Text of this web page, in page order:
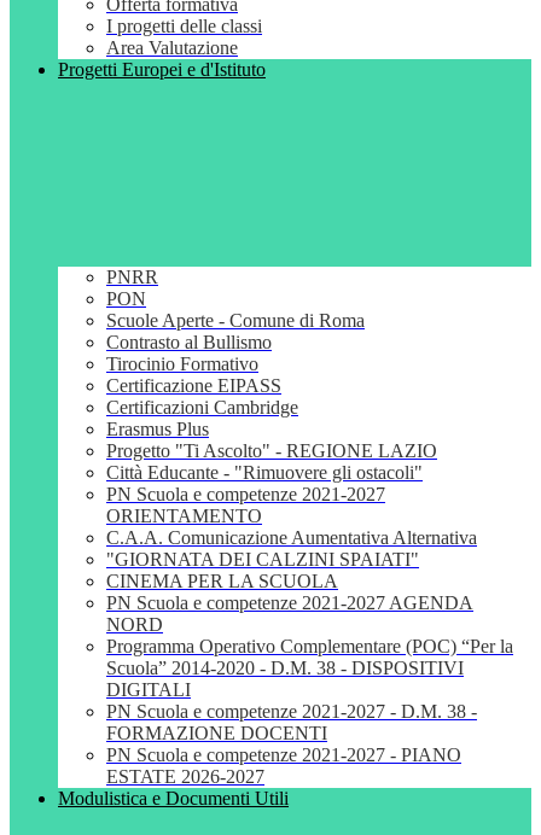
Offerta formativa
I progetti delle classi
Area Valutazione
Progetti Europei e d'Istituto
PNRR
PON
Scuole Aperte - Comune di Roma
Contrasto al Bullismo
Tirocinio Formativo
Certificazione EIPASS
Certificazioni Cambridge
Erasmus Plus
Progetto "Ti Ascolto" - REGIONE LAZIO
Città Educante - "Rimuovere gli ostacoli"
PN Scuola e competenze 2021-2027
ORIENTAMENTO
C.A.A. Comunicazione Aumentativa Alternativa
"GIORNATA DEI CALZINI SPAIATI"
CINEMA PER LA SCUOLA
PN Scuola e competenze 2021-2027 AGENDA
NORD
Programma Operativo Complementare (POC) “Per la
Scuola” 2014-2020 - D.M. 38 - DISPOSITIVI
DIGITALI
PN Scuola e competenze 2021-2027 - D.M. 38 -
FORMAZIONE DOCENTI
PN Scuola e competenze 2021-2027 - PIANO
ESTATE 2026-2027
Modulistica e Documenti Utili